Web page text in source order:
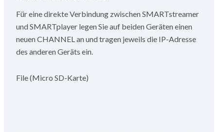
Für eine direkte Verbindung zwischen SMARTstreamer
und SMARTplayer legen Sie auf beiden Geräten einen
neuen CHANNEL an und tragen jeweils die IP-Adresse
des anderen Geräts ein.
File (Micro SD-Karte)